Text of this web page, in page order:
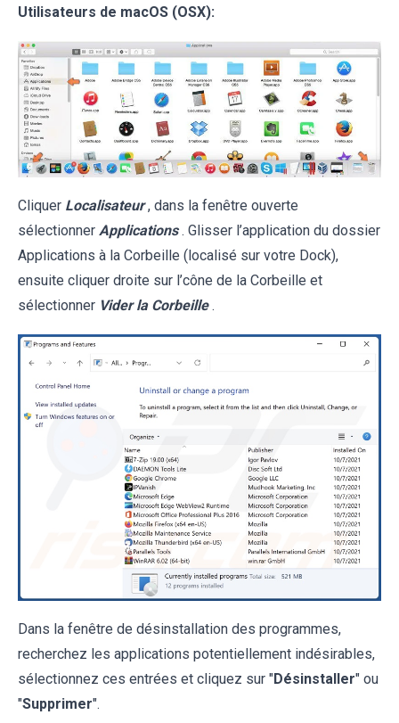
Utilisateurs de macOS (OSX):
Cliquer Localisateur , dans la fenêtre ouverte
sélectionner Applications . Glisser l’application du dossier
Applications à la Corbeille (localisé sur votre Dock),
ensuite cliquer droite sur l’cône de la Corbeille et
sélectionner Vider la Corbeille .
Dans la fenêtre de désinstallation des programmes,
recherchez les applications potentiellement indésirables,
sélectionnez ces entrées et cliquez sur "Désinstaller" ou
"Supprimer".